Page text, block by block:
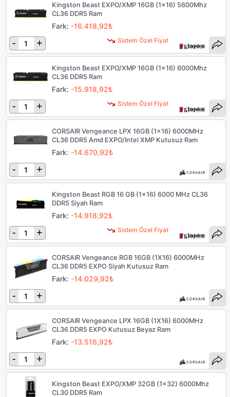
Sistem Özel Fiyat
Kingston Beast EXPO/XMP 16GB (1x16) 5600Mhz
CL36 DDR5 Ram
Fark: -16.418,92₺
- +
Sistem Özel Fiyat
Kingston Beast EXPO/XMP 16GB (1x16) 6000Mhz
CL36 DDR5 Ram
Fark: -15.918,92₺
- +
CORSAIR Vengeance LPX 16GB (1x16) 6000MHz
CL36 DDR5 Amd EXPO/Intel XMP Kutusuz Ram
Fark: -14.670,92₺
- +
Sistem Özel Fiyat
Kingston Beast RGB 16 GB (1x16) 6000 MHz CL36
DDR5 Siyah Ram
Fark: -14.918,92₺
- +
CORSAIR Vengeance RGB 16GB (1X16) 6000MHz
CL36 DDR5 EXPO Siyah Kutusuz Ram
Fark: -14.029,92₺
- +
CORSAIR Vengeance LPX 16GB (1X16) 6000MHz
CL36 DDR5 EXPO Kutusuz Beyaz Ram
Fark: -13.516,92₺
- +
Kingston Beast EXPO/XMP 32GB (1x32) 6000Mhz
CL30 DDR5 Ram